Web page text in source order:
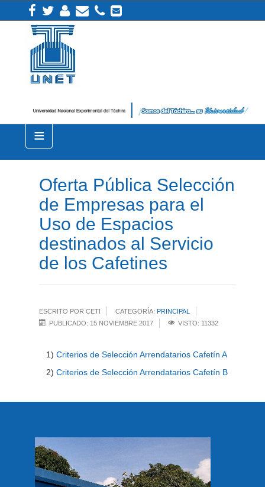
≡
Oferta Pública Selección
de Empresas para el
Uso de Espacios
destinados al Servicio
de los Cafetines
ESCRITO POR CETI CATEGORÍA: PRINCIPAL
PUBLICADO: 15 NOVIEMBRE 2017
VISTO: 11332
1)Criterios de Selección Arrendatarios Cafetín A
2)Criterios de Selección Arrendatarios Cafetín B